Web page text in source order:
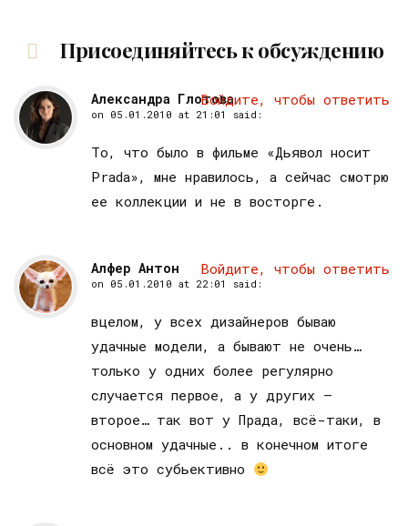
Присоединяйтесь к обсуждению
Александра Глотова
on 05.01.2010 at 21:01 said:
То, что было в фильме «Дьявол носит
Prada», мне нравилось, а сейчас смотрю
ее коллекции и не в восторге.
Войдите, чтобы ответить
Алфер Антон
on 05.01.2010 at 22:01 said:
вцелом, у всех дизайнеров бываю
удачные модели, а бывают не очень…
только у одних более регулярно
случается первое, а у других —
второе… так вот у Прада, всё-таки, в
основном удачные.. в конечном итоге
всё это субьективно
Войдите, чтобы ответить